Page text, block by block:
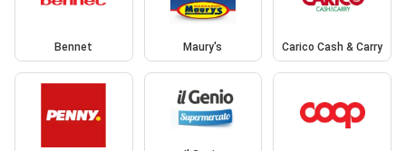
Bennet Maury's Carico Cash & Carry